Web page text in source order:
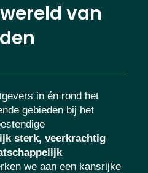
van
in én rond het
gebieden bij het
sterk, veerkrachtig
we aan een kansrijke